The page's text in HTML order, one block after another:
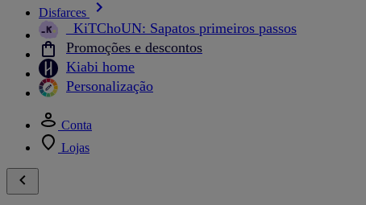
Disfarces
_KiTChoUN: Sapatos primeiros passos
Promoções e descontos
Kiabi home
Personalização
Conta
Lojas